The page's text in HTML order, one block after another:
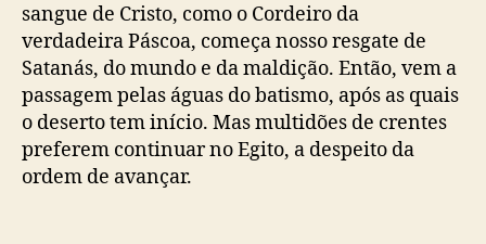
sangue de Cristo, como o Cordeiro da
verdadeira Páscoa, começa nosso resgate de
Satanás, do mundo e da maldição. Então, vem a
passagem pelas águas do batismo, após as quais
o deserto tem início. Mas multidões de crentes
preferem continuar no Egito, a despeito da
ordem de avançar.